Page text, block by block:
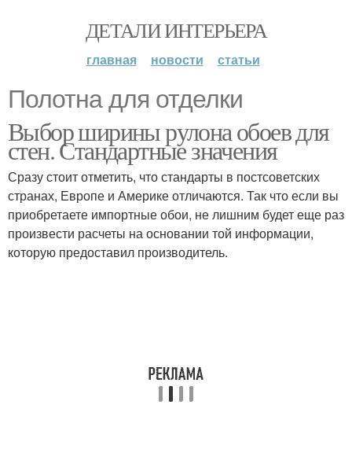
ДЕТАЛИ ИНТЕРЬЕРА
главная новости статьи
Полотна для отделки
Выбор ширины рулона обоев для
стен. Стандартные значения
Сразу стоит отметить, что стандарты в постсоветских
странах, Европе и Америке отличаются. Так что если вы
приобретаете импортные обои, не лишним будет еще раз
произвести расчеты на основании той информации,
которую предоставил производитель.